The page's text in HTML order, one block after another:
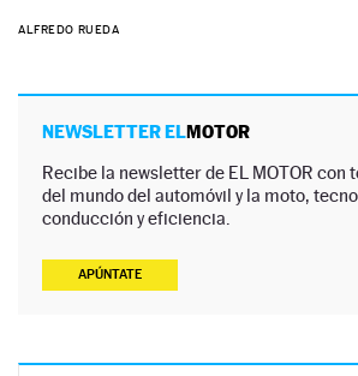
ALFREDO RUEDA
NEWSLETTER ELMOTOR
Recibe la newsletter de EL MOTOR con
del mundo del automóvil y la moto,
conducción y eficiencia.
APÚNTATE